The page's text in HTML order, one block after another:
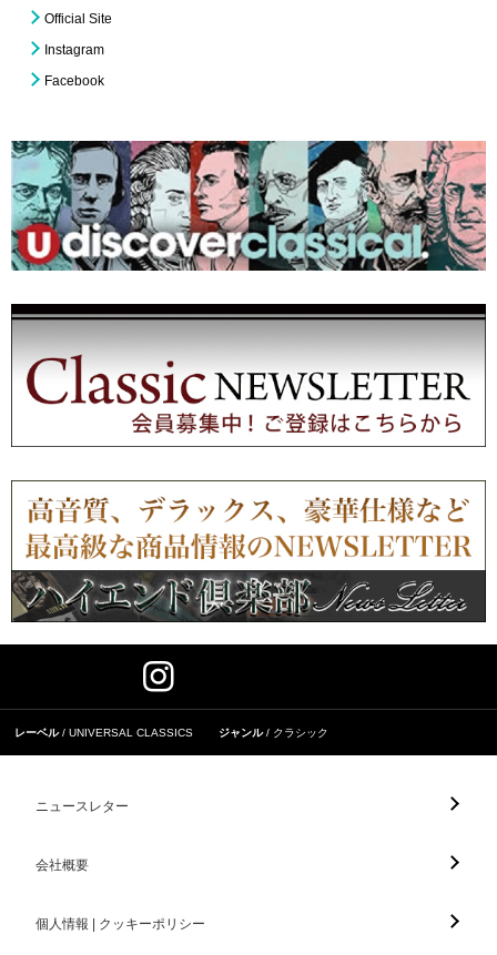
Official Site
Instagram
Facebook
レーベル UNIVERSAL CLASSICS ジャンル クラシック
ニュースレター
会社概要
個人情報 | クッキーポリシー